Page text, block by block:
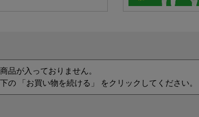
品が入っておりません。
の 「お買い物を続ける」 をクリックしてください。